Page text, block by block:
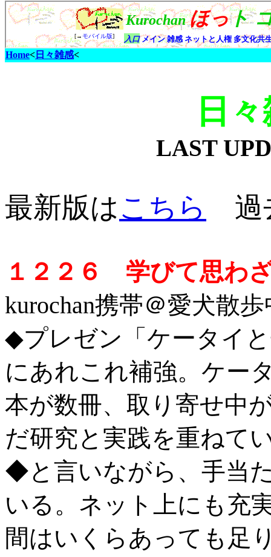
Home< 日々雑感<
日
LAST
最新版はこちら 過
１２２６ 学びて思わ
kurochan携帯＠愛犬散
◆プレゼン「ケータイ
にあれこれ補強。ケー
本が数冊、取り寄せ中
だ研究と実践を重ねて
◆と言いながら、手当
いる。ネット上にも充
間はいくらあっても足